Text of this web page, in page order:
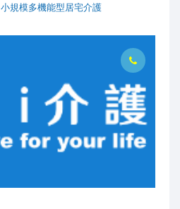
小規模多機能型居宅介護